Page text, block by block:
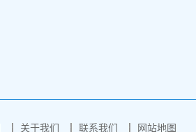
关于我们 联系我们 网站地图